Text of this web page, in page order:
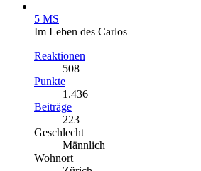
5 MS
Im Leben des Carlos
Reaktionen
508
Punkte
1.436
Beiträge
223
Geschlecht
Männlich
Wohnort